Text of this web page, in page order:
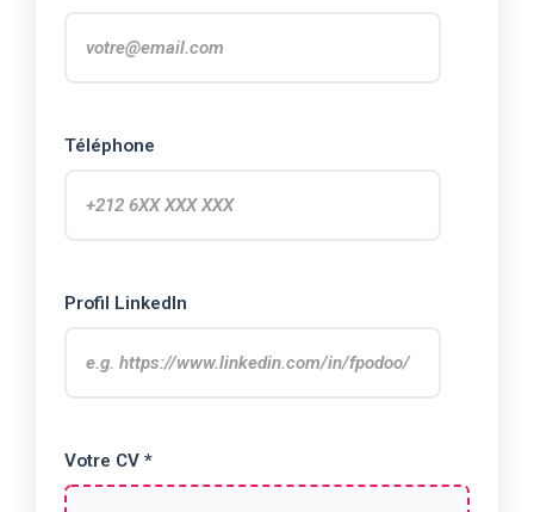
Téléphone
Profil LinkedIn
Votre CV *